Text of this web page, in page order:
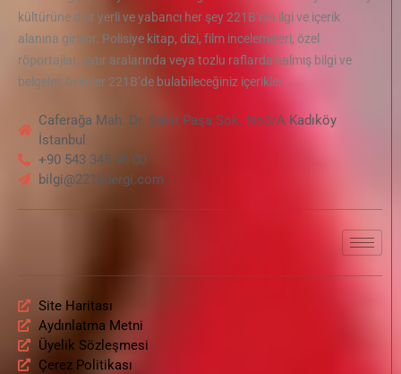
kültürüne dair yerli ve yabancı her şey 221B’nin ilgi ve içerik
alanına giriyor. Polisiye kitap, dizi, film incelemeleri, özel
röportajlar, satır aralarında veya tozlu raflarda kalmış bilgi ve
belgeler, öyküler 221B’de bulabileceğiniz içerikler…
Caferağa Mah. Dr. Şakir Paşa Sok. No3/A Kadıköy
İstanbul
+90 543 345 46 00
bilgi@221bdergi.com
Site Haritası
Aydınlatma Metni
Üyelik Sözleşmesi
Çerez Politikası